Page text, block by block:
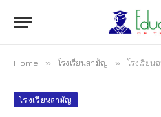
Home » โรงเรียนสามัญ » โรงเรียน
โรงเรียนสามัญ